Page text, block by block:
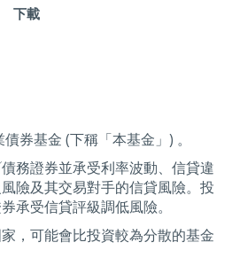
下載
券基金 (下稱「本基金」) 。
務證券並承受利率波動、信貸違
險及其交易對手的信貸風險。投
承受信貸評級調低風險。
，可能會比投資較為分散的基金